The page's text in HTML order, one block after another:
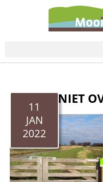
11
JAN
2022
HELAAS NIET